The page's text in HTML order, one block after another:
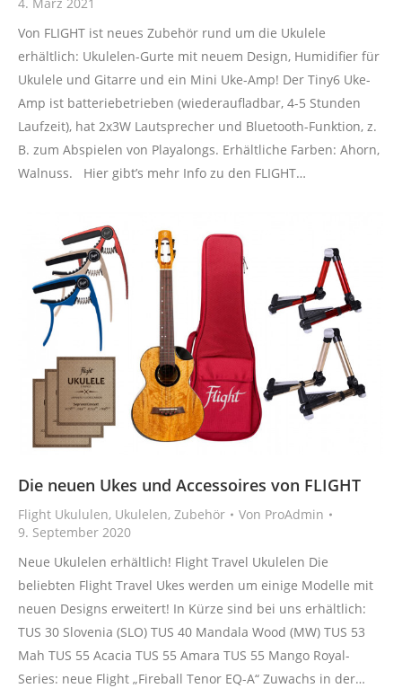
Von FLIGHT ist neues Zubehör rund um die Ukulele
erhältlich: Ukulelen-Gurte mit neuem Design, Humidifier für
Ukulele und Gitarre und ein Mini Uke-Amp! Der Tiny6 Uke-
Amp ist batteriebetrieben (wiederaufladbar, 4-5 Stunden
Laufzeit), hat 2x3W Lautsprecher und Bluetooth-Funktion, z.
B. zum Abspielen von Playalongs. Erhältliche Farben: Ahorn,
Walnuss. Hier gibt’s mehr Info zu den FLIGHT…
Die neuen Ukes und Accessoires von FLIGHT
Flight Ukululen, Ukulelen, Zubehör Von ProAdmin
9. September 2020
Neue Ukulelen erhältlich! Flight Travel Ukulelen Die
beliebten Flight Travel Ukes werden um einige Modelle mit
neuen Designs erweitert! In Kürze sind bei uns erhältlich:
TUS 30 Slovenia (SLO) TUS 40 Mandala Wood (MW) TUS 53
Mah TUS 55 Acacia TUS 55 Amara TUS 55 Mango Royal-
Series: neue Flight „Fireball Tenor EQ-A“ Zuwachs in der…